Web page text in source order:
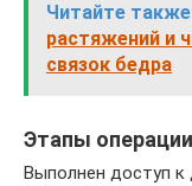
Читайте
растяжений и
связок бедра
Этапы операции
Выполнен доступ к